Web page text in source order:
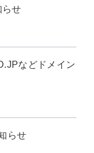
らせ
などドメイン
らせ